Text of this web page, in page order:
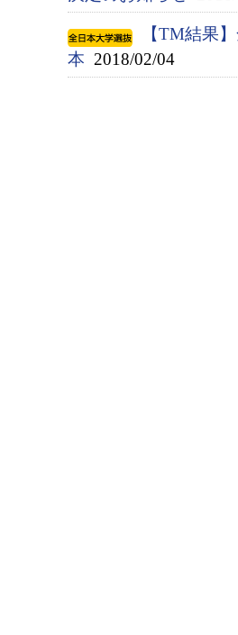
【TM結果
本 2018/02/04